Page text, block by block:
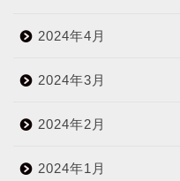
2024年4月
2024年3月
2024年2月
2024年1月